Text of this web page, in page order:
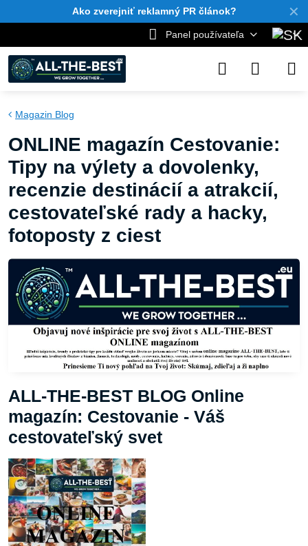
✕
Ako zverejniť reklamný PR článok?
Panel používateľa
Magazin Blog
ONLINE magazín Cestovanie:
Tipy na výlety a dovolenky,
recenzie destinácií a atrakcií,
cestovateľské rady a hacky,
fotoposty z ciest
ALL-THE-BEST BLOG Online
magazín: Cestovanie - Váš
cestovateľský svet